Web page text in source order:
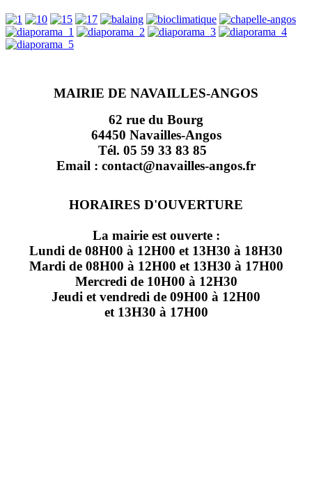
MAIRIE DE NAVAILLES-ANGOS
62 rue du Bourg
64450 Navailles-Angos
Tél. 05 59 33 83 85
Email : contact@navailles-angos.fr
HORAIRES D'OUVERTURE
La mairie est ouverte :
Lundi de 08H00 à 12H00 et 13H30 à 18H30
Mardi de 08H00 à 12H00 et 13H30 à 17H00
Mercredi de 10H00 à 12H30
Jeudi et vendredi de 09H00 à 12H00
et 13H30 à 17H00